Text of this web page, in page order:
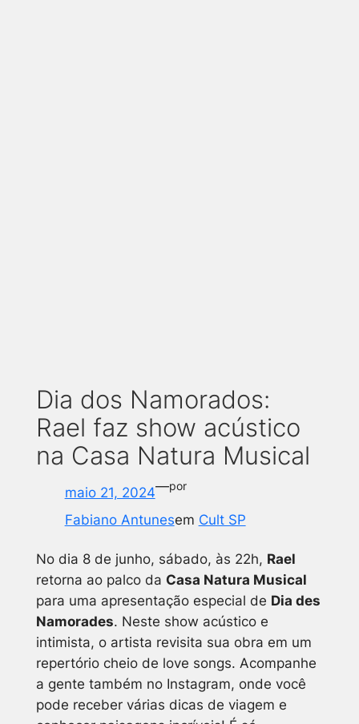
Dia dos Namorados:
Rael faz show acústico
na Casa Natura Musical
maio 21, 2024—por
Fabiano Antunesem Cult SP
No dia 8 de junho, sábado, às 22h, Rael
retorna ao palco da Casa Natura Musical
para uma apresentação especial de Dia des
Namorades. Neste show acústico e
intimista, o artista revisita sua obra em um
repertório cheio de love songs. Acompanhe
a gente também no Instagram, onde você
pode receber várias dicas de viagem e